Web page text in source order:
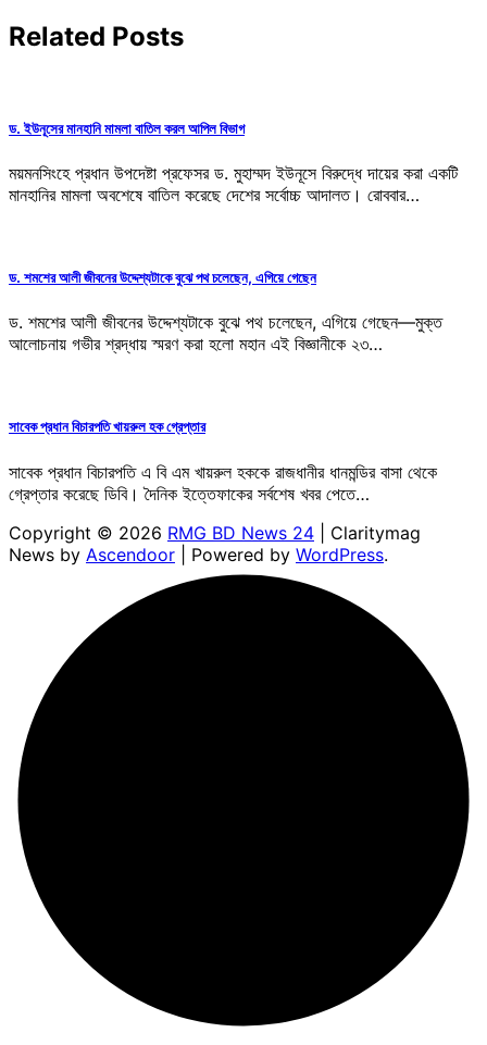
Related Posts
ড. ইউনূসের মানহানি মামলা বাতিল করল আপিল বিভাগ
ময়মনসিংহে প্রধান উপদেষ্টা প্রফেসর ড. মুহাম্মদ ইউনূসে বিরুদ্ধে দায়ের করা একটি
মানহানির মামলা অবশেষে বাতিল করেছে দেশের সর্বোচ্চ আদালত। রোববার…
ড. শমশের আলী জীবনের উদ্দেশ্যটাকে বুঝে পথ চলেছেন, এগিয়ে গেছেন
ড. শমশের আলী জীবনের উদ্দেশ্যটাকে বুঝে পথ চলেছেন, এগিয়ে গেছেন—মুক্ত
আলোচনায় গভীর শ্রদ্ধায় স্মরণ করা হলো মহান এই বিজ্ঞানীকে ২৩…
সাবেক প্রধান বিচারপতি খায়রুল হক গ্রেপ্তার
সাবেক প্রধান বিচারপতি এ বি এম খায়রুল হককে রাজধানীর ধানমন্ডির বাসা থেকে
গ্রেপ্তার করেছে ডিবি। দৈনিক ইত্তেফাকের সর্বশেষ খবর পেতে…
Copyright © 2026 RMG BD News 24 | Claritymag
News by Ascendoor | Powered by WordPress.